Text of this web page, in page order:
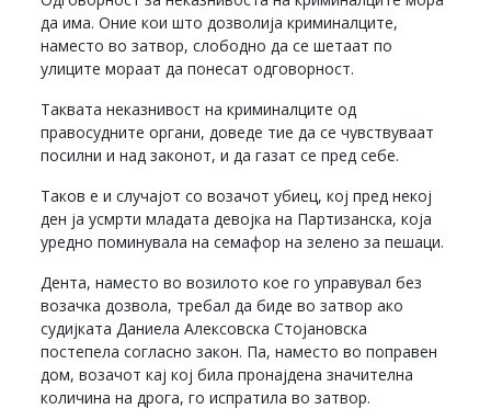
да има. Оние кои што дозволија криминалците,
наместо во затвор, слободно да се шетаат по
улиците мораат да понесат одговорност.
Таквата неказнивост на криминалците од
правосудните органи, доведе тие да се чувствуваат
посилни и над законот, и да газат се пред себе.
Таков е и случајот со возачот убиец, кој пред некој
ден ја усмрти младата девојка на Партизанска, која
уредно поминувала на семафор на зелено за пешаци.
Дента, наместо во возилото кое го управувал без
возачка дозвола, требал да биде во затвор ако
судијката Даниела Алексовска Стојановска
постепела согласно закон. Па, наместо во поправен
дом, возачот кај кој била пронајдена значителна
количина на дрога, го испратила во затвор.